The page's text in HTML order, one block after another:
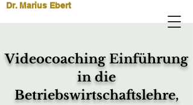
Dr. Marius Ebert
Videocoaching Einführung
in die
Betriebswirtschaftslehre,